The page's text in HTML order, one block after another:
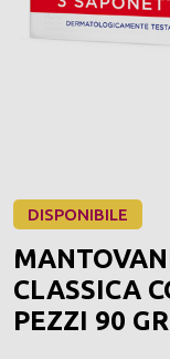
DISPONIBILE
CLASSICA
PEZZI 90